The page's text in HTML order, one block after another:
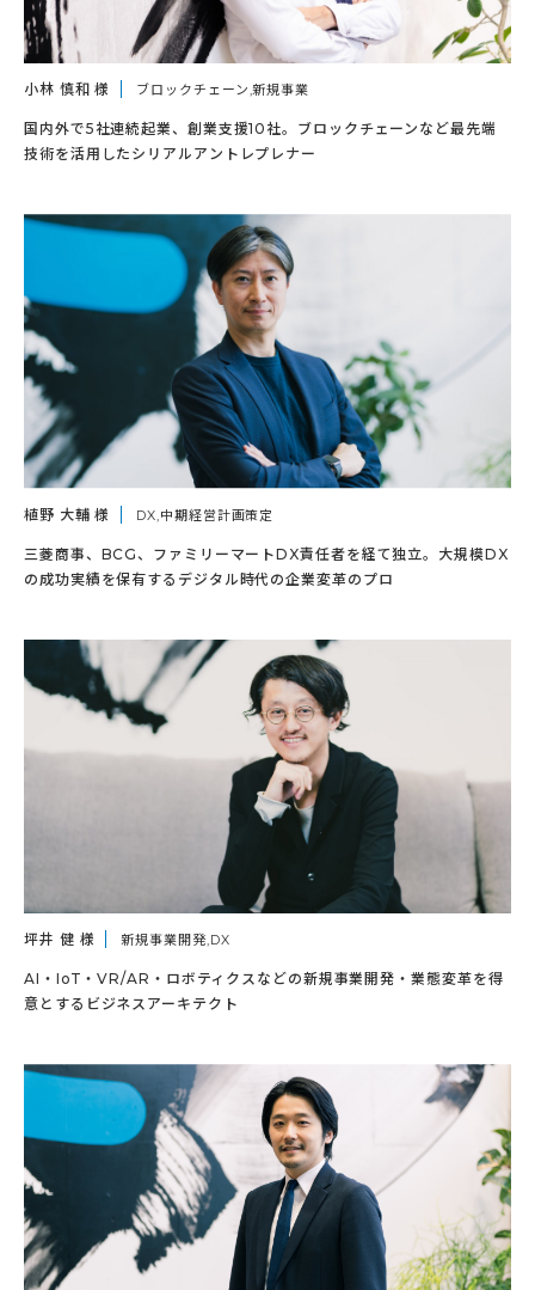
小林 慎和 様 ブロックチェーン,新規事業
国内外で5社連続起業、創業支援10社。ブロックチェーンなど最先端
技術を活用したシリアルアントレプレナー
植野 大輔 様 DX,中期経営計画策定
三菱商事、BCG、ファミリーマートDX責任者を経て独立。大規模DX
の成功実績を保有するデジタル時代の企業変革のプロ
坪井 健 様 新規事業開発,DX
AI・IoT・VR/AR・ロボティクスなどの新規事業開発・業態変革を得
意とするビジネスアーキテクト